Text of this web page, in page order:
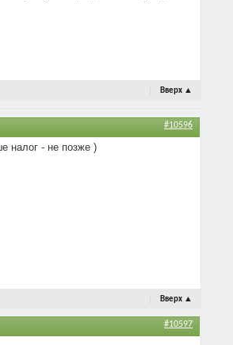
Вверх ▲
#10596
налог - не позже )
Вверх ▲
#10597